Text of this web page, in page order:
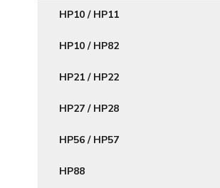
HP10 / HP11
HP10 / HP82
HP21 / HP22
HP27 / HP28
HP56 / HP57
HP88